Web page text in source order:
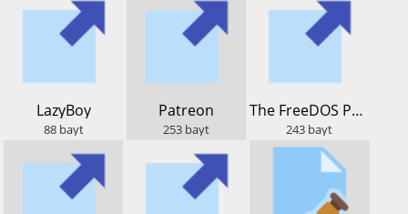
​LazyBoy
88 bayt
​Patreon
253 bayt
​The FreeDOS Project
243 bayt